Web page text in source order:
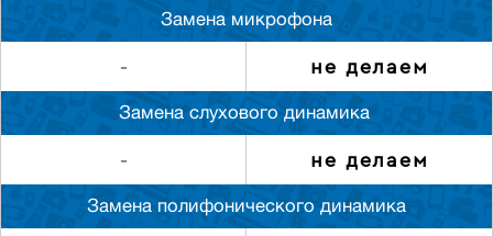
Замена микрофона
- не делаем
Замена слуxового динамика
- не делаем
Замена полифонического динамика